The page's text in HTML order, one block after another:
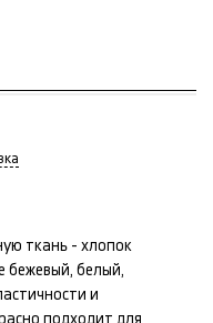
ткань - хлопок
бежевый, белый,
и
подходит для